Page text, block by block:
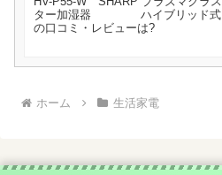
ター加湿器 ハイブリッド式
の口コミ・レビューは?
ホーム 生活家電